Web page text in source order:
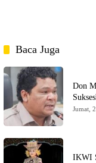
Baca Juga
Don
Jumat,
IKWI